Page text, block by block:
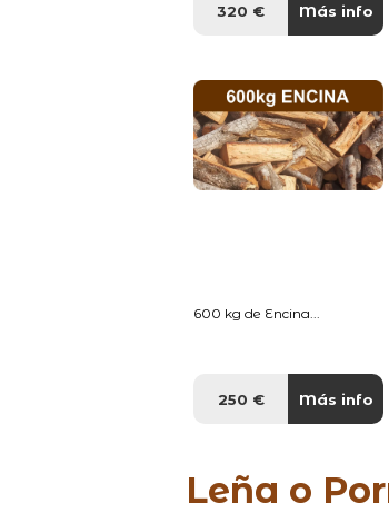
320 € Más info
600 kg de Encina...
250 € Más info
Leña o